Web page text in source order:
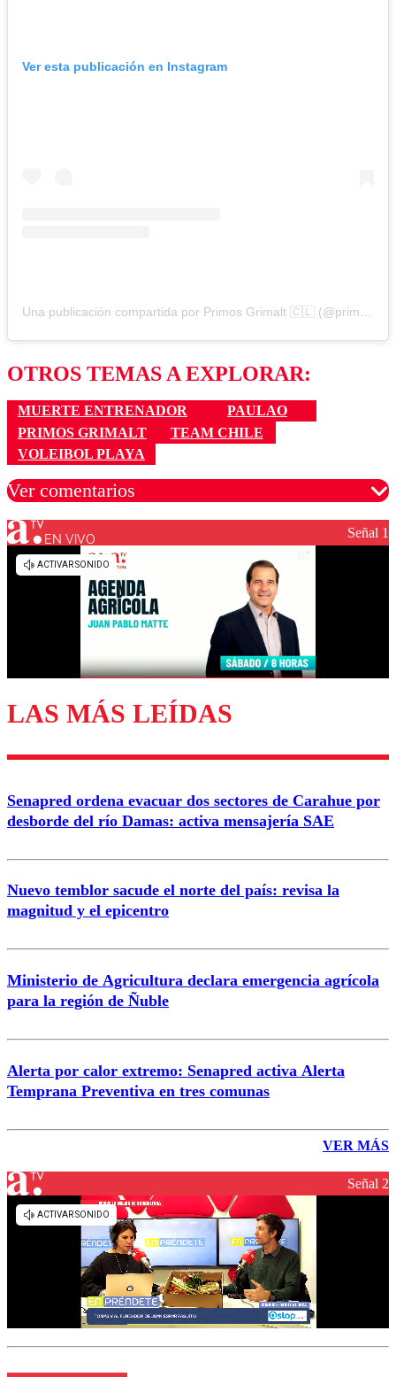
Ver esta publicación en Instagram
OTROS TEMAS A EXPLORAR:
MUERTE ENTRENADOR
PAULAO
PRIMOS GRIMALT
TEAM CHILE
VOLEIBOL PLAYA
Ver comentarios
Los comentarios son moderados para garantizar un
diálogo respetuoso.
Enviar comentario
EN VIVO Señal 1
LAS MÁS LEÍDAS
Senapred ordena evacuar dos sectores de Carahue por
desborde del río Damas: activa mensajería SAE
Nuevo temblor sacude el norte del país: revisa la
magnitud y el epicentro
Ministerio de Agricultura declara emergencia agrícola
para la región de Ñuble
Alerta por calor extremo: Senapred activa Alerta
Temprana Preventiva en tres comunas
VER MÁS
Señal 2